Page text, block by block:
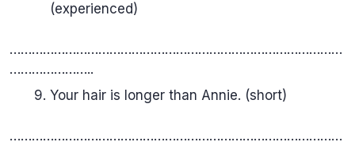
(experienced)
………………………………………………………………………………
…………………..
Your hair is longer than Annie. (short)
………………………………………………………………………………